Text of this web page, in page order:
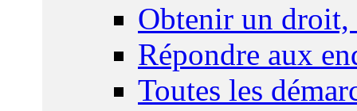
Obtenir un droit,
Répondre aux
Toutes les